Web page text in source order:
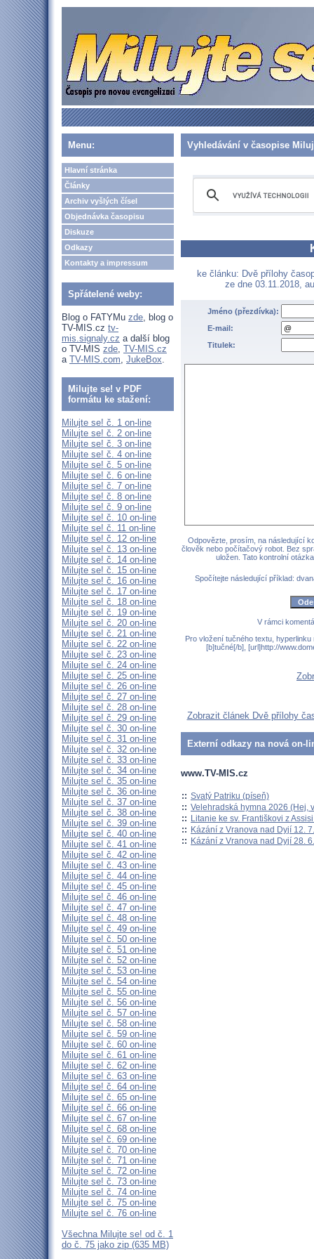
Menu:
Hlavní stránka
Články
Archiv vyšlých čísel
Objednávka časopisu
Diskuze
Odkazy
Kontakty a impressum
Spřátelené weby:
Blog o FATYMu zde, blog o
TV-MIS.cz tv-
mis.signaly.cz a další blog
o TV-MIS zde, TV-MIS.cz
a TV-MIS.com, JukeBox.
Milujte se! v PDF
formátu ke stažení:
Milujte se! č. 1 on-line
Milujte se! č. 2 on-line
Milujte se! č. 3 on-line
Milujte se! č. 4 on-line
Milujte se! č. 5 on-line
Milujte se! č. 6 on-line
Milujte se! č. 7 on-line
Milujte se! č. 8 on-line
Milujte se! č. 9 on-line
Milujte se! č. 10 on-line
Milujte se! č. 11 on-line
Milujte se! č. 12 on-line
Milujte se! č. 13 on-line
Milujte se! č. 14 on-line
Milujte se! č. 15 on-line
Milujte se! č. 16 on-line
Milujte se! č. 17 on-line
Milujte se! č. 18 on-line
Milujte se! č. 19 on-line
Milujte se! č. 20 on-line
Milujte se! č. 21 on-line
Milujte se! č. 22 on-line
Milujte se! č. 23 on-line
Milujte se! č. 24 on-line
Milujte se! č. 25 on-line
Milujte se! č. 26 on-line
Milujte se! č. 27 on-line
Milujte se! č. 28 on-line
Milujte se! č. 29 on-line
Milujte se! č. 30 on-line
Milujte se! č. 31 on-line
Milujte se! č. 32 on-line
Milujte se! č. 33 on-line
Milujte se! č. 34 on-line
Milujte se! č. 35 on-line
Milujte se! č. 36 on-line
Milujte se! č. 37 on-line
Milujte se! č. 38 on-line
Milujte se! č. 39 on-line
Milujte se! č. 40 on-line
Milujte se! č. 41 on-line
Milujte se! č. 42 on-line
Milujte se! č. 43 on-line
Milujte se! č. 44 on-line
Milujte se! č. 45 on-line
Milujte se! č. 46 on-line
Milujte se! č. 47 on-line
Milujte se! č. 48 on-line
Milujte se! č. 49 on-line
Milujte se! č. 50 on-line
Milujte se! č. 51 on-line
Milujte se! č. 52 on-line
Milujte se! č. 53 on-line
Milujte se! č. 54 on-line
Milujte se! č. 55 on-line
Milujte se! č. 56 on-line
Milujte se! č. 57 on-line
Milujte se! č. 58 on-line
Milujte se! č. 59 on-line
Milujte se! č. 60 on-line
Milujte se! č. 61 on-line
Milujte se! č. 62 on-line
Milujte se! č. 63 on-line
Milujte se! č. 64 on-line
Milujte se! č. 65 on-line
Milujte se! č. 66 on-line
Milujte se! č. 67 on-line
Milujte se! č. 68 on-line
Milujte se! č. 69 on-line
Milujte se! č. 70 on-line
Milujte se! č. 71 on-line
Milujte se! č. 72 on-line
Milujte se! č. 73 on-line
Milujte se! č. 74 on-line
Milujte se! č. 75 on-line
Milujte se! č. 76 on-line
Všechna Milujte se! od č. 1
do č. 75 jako zip (635 MB)
Vyhledávání v časopise
ke článku: Dvě přílohy
ze dne 03.11.2018,
Jméno (přezdívka):
E-mail:
Titulek:
Odpovězte, prosím, na následující
člověk nebo počítačový robot. Bez
uložen. Tato kontrolní
Spočítejte následující příklad:
V rámci
Pro vložení tučného textu,
[b]tučné[/b], [url]http://
Zobrazit článek Dvě přílohy
Externí odkazy na nová on-
www.TV-MIS.cz
:: Svatý Patriku (píseň)
:: Velehradská hymna 2026 (Hej,
:: Litanie ke sv. Františkovi z
:: Kázání z Vranova nad Dyjí 12.
:: Kázání z Vranova nad Dyjí 28.